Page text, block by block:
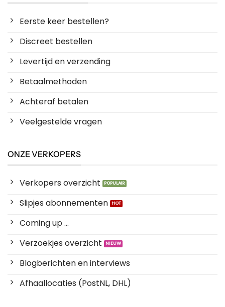
Eerste keer bestellen?
Discreet bestellen
Levertijd en verzending
Betaalmethoden
Achteraf betalen
Veelgestelde vragen
ONZE VERKOPERS
Verkopers overzicht
Slipjes abonnementen
Coming up ...
Verzoekjes overzicht
Blogberichten en interviews
Afhaallocaties (PostNL, DHL)